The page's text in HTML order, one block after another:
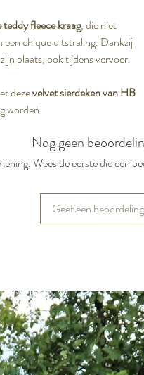
fleece kraag, die niet
een chique uitstraling. Dankzij
plaats, ook tijdens vervoer.
dezevelvet sierdeken van HB
worden!
Nog geen
Wees de eerste die een
Geef een beoordeling